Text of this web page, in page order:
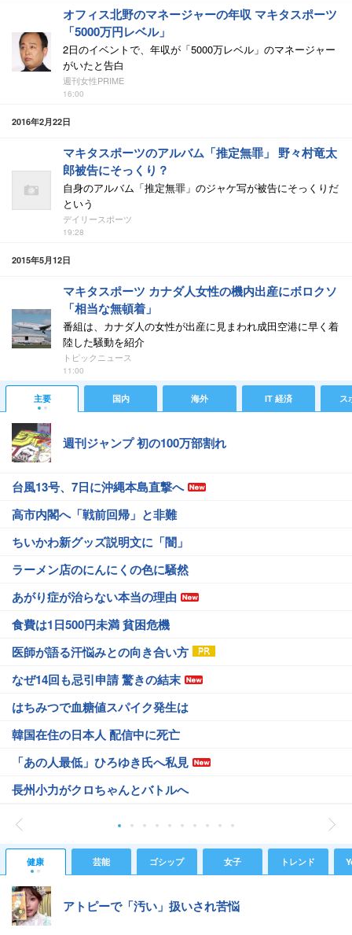
オフィス北野のマネージャーの年収 マキタスポーツ
「5000万円レベル」
2日のイベントで、年収が「5000万レベル」のマネージャー
がいたと告白
週刊女性PRIME
16:00
2016年2月22日
マキタスポーツのアルバム「推定無罪」 野々村竜太
郎被告にそっくり？
自身のアルバム「推定無罪」のジャケ写が被告にそっくりだ
という
デイリースポーツ
19:28
2015年5月12日
マキタスポーツ カナダ人女性の機内出産にボロクソ
「相当な無頓着」
番組は、カナダ人の女性が出産に見まわれ成田空港に早く着
陸した騒動を紹介
トピックニュース
11:00
主要 国内 海外 IT 経済 ス
週刊ジャンプ 初の100万部割れ
台風13号、7日に沖縄本島直撃へ
高市内閣へ「戦前回帰」と非難
ちいかわ新グッズ説明文に「闇」
ラーメン店のにんにくの色に騒然
あがり症が治らない本当の理由
食費は1日500円未満 貧困危機
医師が語る汗悩みとの向き合い方
なぜ14回も忌引申請 驚きの結末
はちみつで血糖値スパイク発生は
韓国在住の日本人 配信中に死亡
「あの人最低」ひろゆき氏へ私見
長州小力がクロちゃんとバトルへ
健康 芸能 ゴシップ 女子 トレンド
アトピーで「汚い」扱いされ苦悩